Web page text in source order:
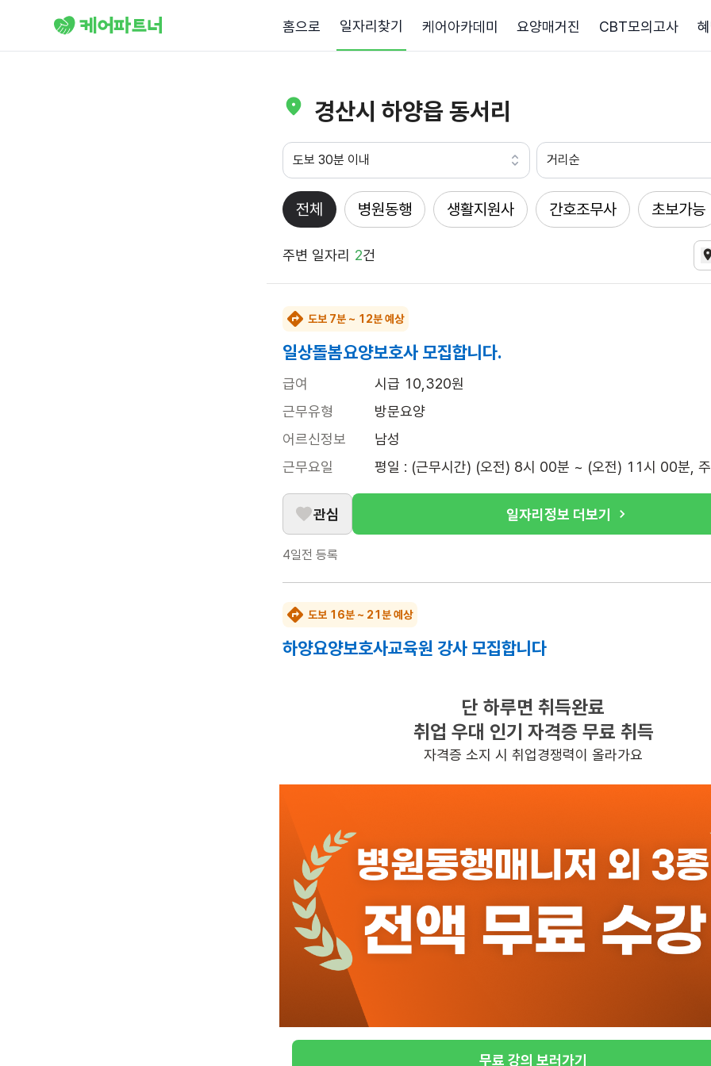
홈으로 일자리찾기 케어아카데미 요양매거진 CBT모의고사
경산시 하양읍 동서리
도보 30분 이내 거리순
전체 병원동행 생활지원사 간호조무사 초보가능
주변 일자리 2건
도보 7분 ~ 12분 예상
일상돌봄요양보호사 모집합니다.
급여
시급 10,320원
근무유형
방문요양
어르신정보
남성
근무요일
평일 : (근무시간) (오전) 8시 00분 ~ (오전) 11시 00분,
관심 일자리정보 더보기
4일전 등록
도보 16분 ~ 21분 예상
하양요양보호사교육원 강사 모집합니다
평일 : (근무시간) (오전) 9시 30분 ~ (오후) 5시 30분, 주 2
관심 일자리정보 더보기
반경 3KM 이내의 일자리 확인하기
단 하루면 취득완료
취업 우대 인기 자격증 무료 취득
자격증 소지 시 취업경쟁력이 올라가요
무료 강의 보러가기